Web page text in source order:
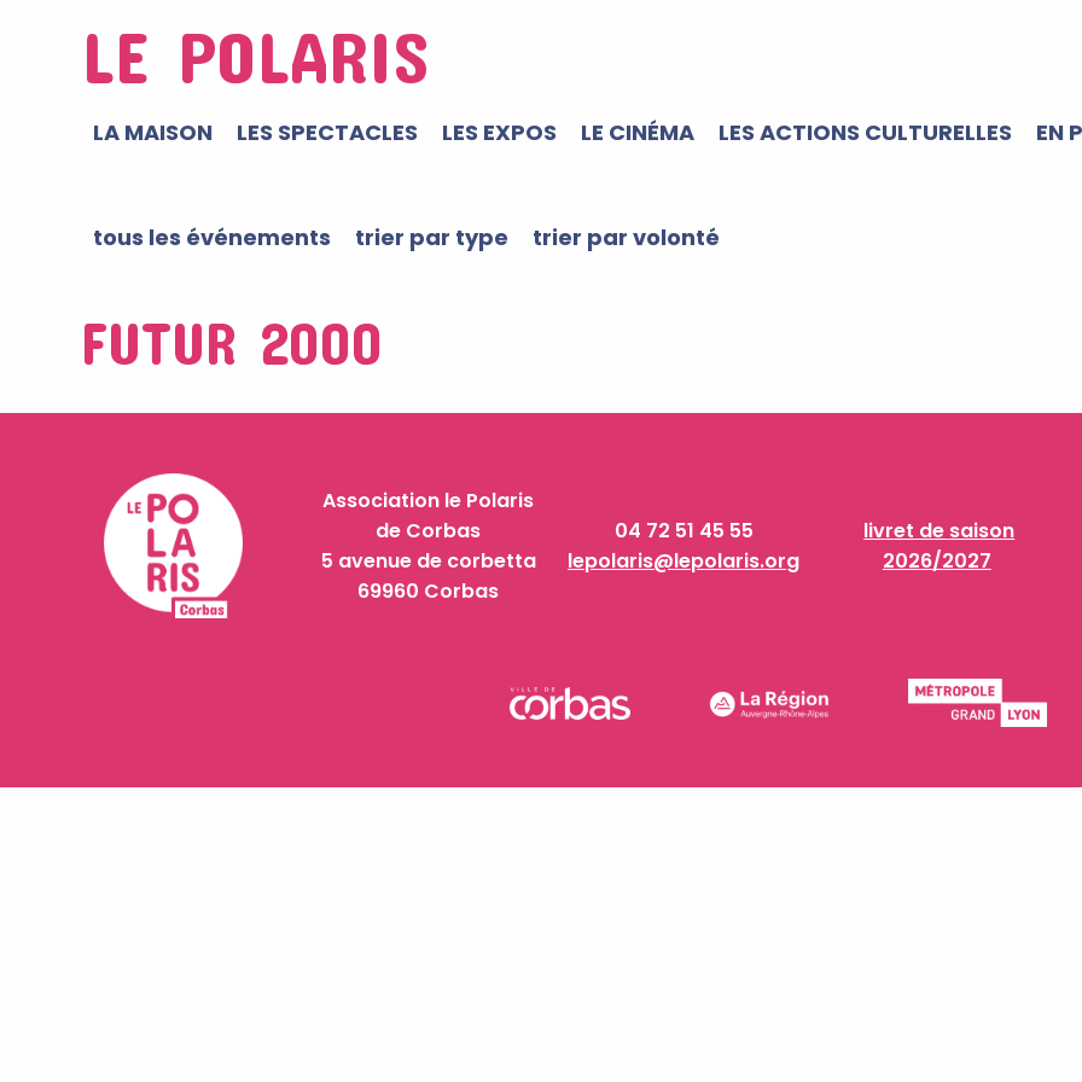
LE POLARIS
LA MAISON LES SPECTACLES LES EXPOS LE CINÉMA LES ACTIONS CULTURELLES EN
tous les événements trier par type trier par volonté
FUTUR 2000
Association le Polaris
de Corbas
5 avenue de corbetta
69960 Corbas
04 72 51 45 55
lepolaris@lepolaris.org
livret de saison
2026/2027